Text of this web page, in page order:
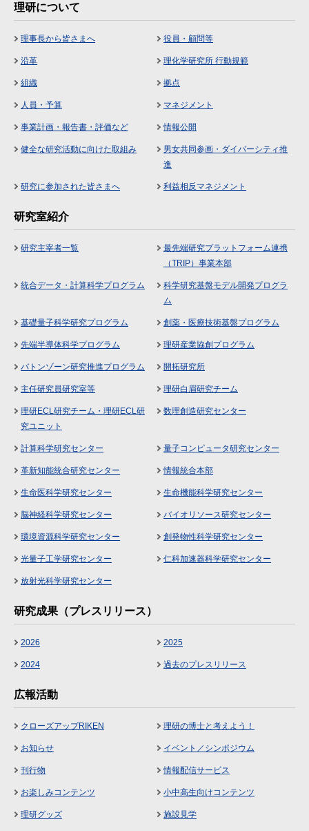
理研について
理事長から皆さまへ 役員・顧問等
沿革 理化学研究所 行動規範
組織 拠点
人員・予算 マネジメント
事業計画・報告書・評価など 情報公開
健全な研究活動に向けた取組み
男女共同参画・ダイバーシティ推
進
研究に参加された皆さまへ 利益相反マネジメント
研究室紹介
研究主宰者一覧
最先端研究プラットフォーム連携
（TRIP）事業本部
統合データ・計算科学プログラム
科学研究基盤モデル開発プログラ
ム
基礎量子科学研究プログラム 創薬・医療技術基盤プログラム
先端半導体科学プログラム 理研産業協創プログラム
バトンゾーン研究推進プログラム 開拓研究所
主任研究員研究室等 理研白眉研究チーム
理研ECL研究チーム・理研ECL研
究ユニット
数理創造研究センター
計算科学研究センター 量子コンピュータ研究センター
革新知能統合研究センター 情報統合本部
生命医科学研究センター 生命機能科学研究センター
脳神経科学研究センター バイオリソース研究センター
環境資源科学研究センター 創発物性科学研究センター
光量子工学研究センター 仁科加速器科学研究センター
放射光科学研究センター
研究成果（プレスリリース）
2026 2025
2024 過去のプレスリリース
広報活動
クローズアップRIKEN 理研の博士と考えよう！
お知らせ イベント／シンポジウム
刊行物 情報配信サービス
お楽しみコンテンツ 小中高生向けコンテンツ
理研グッズ 施設見学